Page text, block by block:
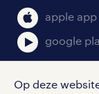
Op deze
bruto-netto
apple
google